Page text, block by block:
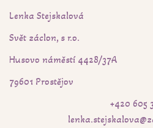
Lenka Stejskalová
Svět záclon, s r.o.
Husovo náměstí 4428/37A
79601 Prostějov
+420 605